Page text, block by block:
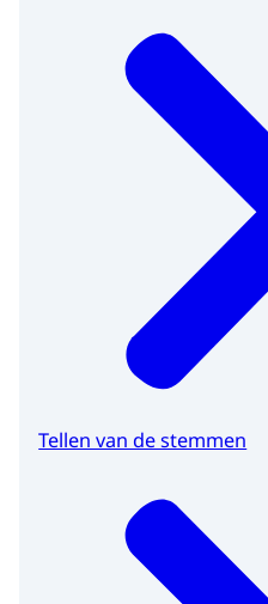
Tellen van de stemmen